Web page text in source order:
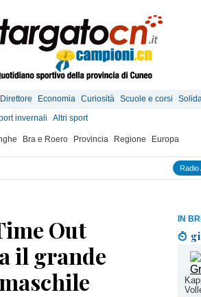
Economia Curiosità Scuole e corsi
invernali Altri sport
Bra e Roero Provincia Regione Europa
Radio
IN
Out
il grande